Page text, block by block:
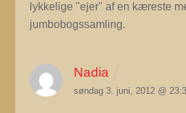
lykkelige "ejer" af en kæreste
jumbobogssamling.
Nadia
søndag 3. juni, 2012 @